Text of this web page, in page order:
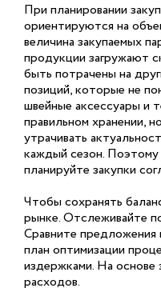
При планировании
ориентируются на
величина закупаемых
продукции загружают
быть потрачены на
позиций, которые не
швейные аксессуары и
правильном хранении,
утрачивать
каждый сезон.
планируйте закупки
Чтобы сохранять
рынке. Отслеживайте
Сравните
план оптимизации
издержками. На основе
расходов.